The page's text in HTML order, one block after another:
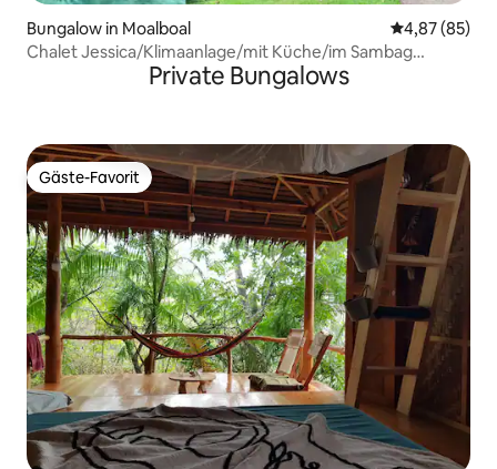
Bungalow in Moalboal
4,87 (85)
Chalet Jessica/Klimaanlage/mit Küche/im Sambag
Private Bungalows
Gäste-Favorit
Gäste-Favorit